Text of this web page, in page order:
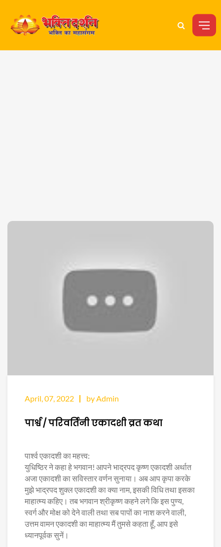
April, 07, 2022 by Admin
पार्श्व / परिवर्तिनी एकादशी व्रत कथा
पार्श्व एकादशी का महत्त्व:
युधिष्ठिर ने कहा हे भगवान! आपने भाद्रपद कृष्ण एकादशी अर्थात
अजा एकादशी का सविस्तार वर्णन सुनाया। अब आप कृपा करके
मुझे भाद्रपद शुक्ल एकादशी का क्या नाम, इसकी विधि तथा इसका
माहात्म्य कहिए। तब भगवान श्रीकृष्ण कहने लगे कि इस पुण्य,
स्वर्ग और मोक्ष को देने वाली तथा सब पापों का नाश करने वाली,
उत्तम वामन एकादशी का माहात्म्य मैं तुमसे कहता हूँ, आप इसे
ध्यानपूर्वक सुनें।